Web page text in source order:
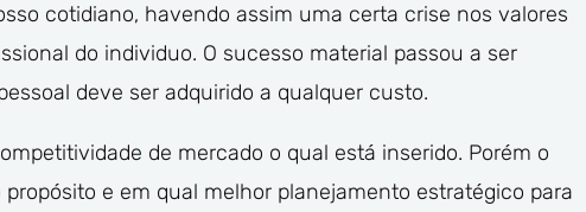
cotidiano, havendo assim uma certa crise nos valores
do individuo. O sucesso material passou a ser
deve ser adquirido a qualquer custo.
de mercado o qual está inserido. Porém o
e em qual melhor planejamento estratégico para